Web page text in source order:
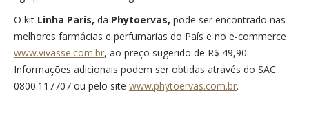
O kit Linha Paris, da Phytoervas, pode ser encontrado nas
melhores farmácias e perfumarias do País e no e-commerce
www.vivasse.com.br, ao preço sugerido de R$ 49,90.
Informações adicionais podem ser obtidas através do SAC:
0800.117707 ou pelo site www.phytoervas.com.br.